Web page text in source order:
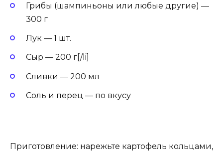
Грибы (шампиньоны или любые другие) —
300 г
Лук — 1 шт.
Сыр — 200 г[/li]
Сливки — 200 мл
Соль и перец — по вкусу
Приготовление: нарежьте картофель кольцами,